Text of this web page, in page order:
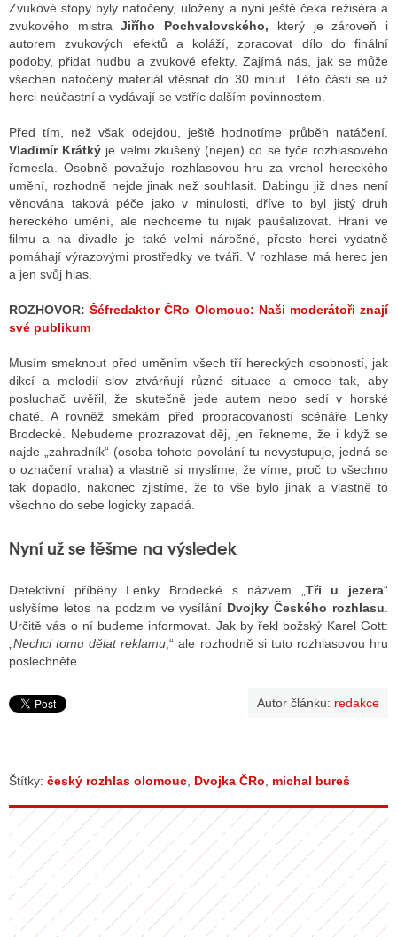
Zvukové stopy byly natočeny, uloženy a nyní ještě čeká režiséra a
zvukového mistraJiřího Pochvalovského, který je zároveň i
autorem zvukových efektů a koláží, zpracovat dílo do finální
podoby, přidat hudbu a zvukové efekty. Zajímá nás, jak se může
všechen natočený materiál vtěsnat do 30 minut. Této části se už
herci neúčastní a vydávají se vstříc dalším povinnostem.
Před tím, než však odejdou, ještě hodnotíme průběh natáčení.
Vladimír Krátký je velmi zkušený (nejen) co se týče rozhlasového
řemesla. Osobně považuje rozhlasovou hru za vrchol hereckého
umění, rozhodně nejde jinak než souhlasit. Dabingu již dnes není
věnována taková péče jako v minulosti, dříve to byl jistý druh
hereckého umění, ale nechceme tu nijak paušalizovat. Hraní ve
filmu a na divadle je také velmi náročné, přesto herci vydatně
pomáhají výrazovými prostředky ve tváři. V rozhlase má herec jen
a jen svůj hlas.
ROZHOVOR:Šéfredaktor ČRo Olomouc: Naši moderátoři znají
své publikum
Musím smeknout před uměním všech tří hereckých osobností, jak
dikcí a melodií slov ztvárňují různé situace a emoce tak, aby
posluchač uvěřil, že skutečně jede autem nebo sedí v horské
chatě. A rovněž smekám před propracovaností scénáře Lenky
Brodecké. Nebudeme prozrazovat děj, jen řekneme, že i když se
najde „zahradník“ (osoba tohoto povolání tu nevystupuje, jedná se
o označení vraha) a vlastně si myslíme, že víme, proč to všechno
tak dopadlo, nakonec zjistíme, že to vše bylo jinak a vlastně to
všechno do sebe logicky zapadá.
Nyní už se těšme na výsledek
Detektivní příběhy Lenky Brodecké s názvem „Tři u jezera“
uslyšíme letos na podzim ve vysílání Dvojky Českého rozhlasu.
Určitě vás o ní budeme informovat. Jak by řekl božský Karel Gott:
„Nechci tomu dělat reklamu,“ ale rozhodně si tuto rozhlasovou hru
poslechněte.
Autor článku: redakce
Štítky: český rozhlas olomouc, Dvojka ČRo, michal bureš